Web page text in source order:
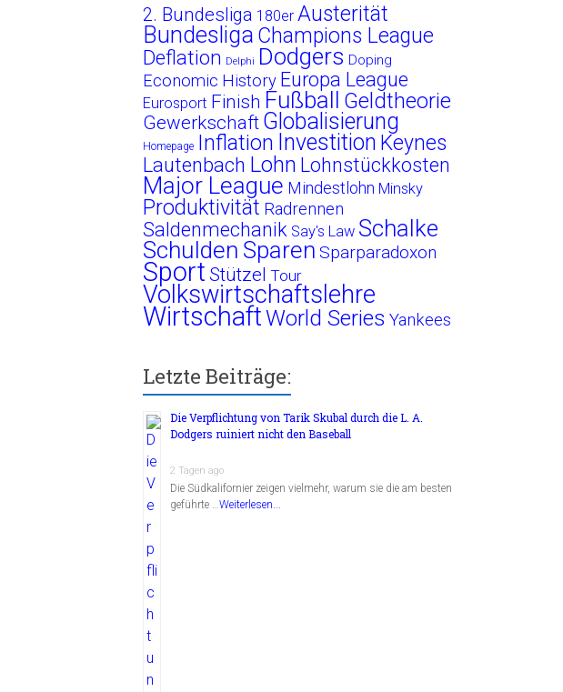
2. Bundesliga 180er Austerität
Bundesliga Champions League
Deflation Delphi Dodgers Doping
Economic History Europa League
Eurosport Finish Fußball Geldtheorie
Gewerkschaft Globalisierung
Homepage Inflation Investition Keynes
Lautenbach Lohn Lohnstückkosten
Major League Mindestlohn Minsky
Produktivität Radrennen
Saldenmechanik Say's Law Schalke
Schulden Sparen Sparparadoxon
Sport Stützel Tour
Volkswirtschaftslehre
WirtschaftWorld Series Yankees
Letzte Beiträge:
Die Verpflichtung von Tarik Skubal durch die L. A.
Dodgers ruiniert nicht den Baseball
2 Tagen ago
Die Südkalifornier zeigen vielmehr, warum sie die am besten
geführte …Weiterlesen...